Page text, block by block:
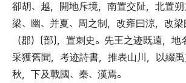
卻胡、 越， 開地斥境， 南置交阯， 北置朔
梁、 幽、 并夏、 周之制， 改雍曰涼， 改梁
（郡）〔部〕， 置刺史。 先王之迹既遠， 地
采獲舊聞， 考迹詩書， 推表山川 ， 以綴
秋， 下及戰國、 秦、 漢焉。